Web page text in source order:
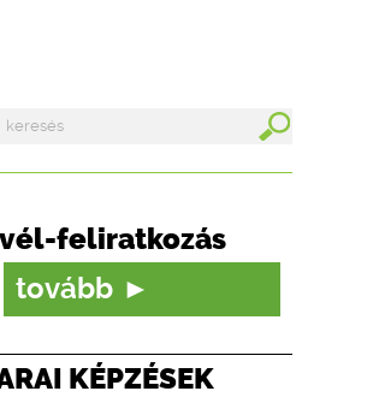
feliratkozás
tovább
KÉPZÉSEK